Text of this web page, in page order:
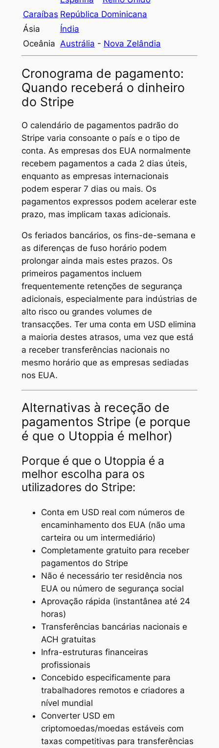
Caraíbas República Dominicana
Ásia
Índia
Oceânia Austrália - Nova Zelândia
Cronograma de pagamento:
Quando receberá o dinheiro
do Stripe
O calendário de pagamentos padrão do
Stripe varia consoante o país e o tipo de
conta. As empresas dos EUA normalmente
recebem pagamentos a cada 2 dias úteis,
enquanto as empresas internacionais
podem esperar 7 dias ou mais. Os
pagamentos expressos podem acelerar este
prazo, mas implicam taxas adicionais.
Os feriados bancários, os fins-de-semana e
as diferenças de fuso horário podem
prolongar ainda mais estes prazos. Os
primeiros pagamentos incluem
frequentemente retenções de segurança
adicionais, especialmente para indústrias de
alto risco ou grandes volumes de
transacções. Ter uma conta em USD elimina
a maioria destes atrasos, uma vez que está
a receber transferências nacionais no
mesmo horário que as empresas sediadas
nos EUA.
Alternativas à receção de
pagamentos Stripe (e porque
é que o Utoppia é melhor)
Porque é que o Utoppia é a
melhor escolha para os
utilizadores do Stripe:
Conta em USD real com números de
encaminhamento dos EUA (não uma
carteira ou um intermediário)
Completamente gratuito para receber
pagamentos do Stripe
Não é necessário ter residência nos
EUA ou número de segurança social
Aprovação rápida (instantânea até 24
horas)
Transferências bancárias nacionais e
ACH gratuitas
Infra-estruturas financeiras
profissionais
Concebido especificamente para
trabalhadores remotos e criadores a
nível mundial
Converter USD em
criptomoedas/moedas estáveis com
taxas competitivas para transferências